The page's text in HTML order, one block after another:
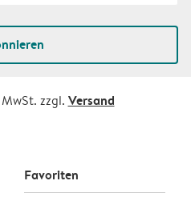
zzgl. Versand
Favoriten